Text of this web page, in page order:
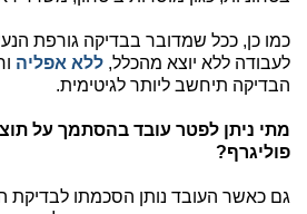
כמו כן, ככל שמדובר בבדיקה גורפת
לעבודה ללא יוצא מהכלל, ללא אפליה
הבדיקה תיחשב ליותר לגיטימית.
מתי ניתן לפטר עובד בהסתמך על
פוליגרף?
גם כאשר העובד נותן הסכמתו לבדיקת